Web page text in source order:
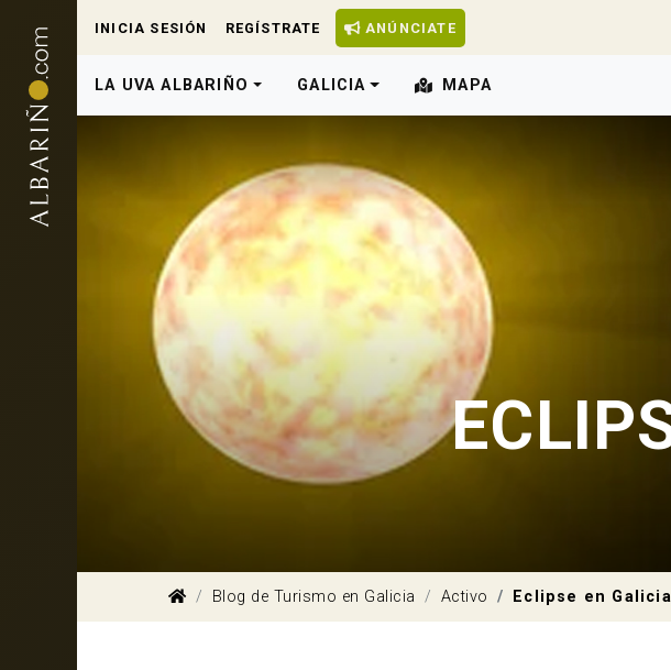
INICIA SESIÓN REGÍSTRATE ANÚNCIATE
LA UVA ALBARIÑO GALICIA MAPA
Blog de Turismo en Galicia Activo Eclipse en Galicia